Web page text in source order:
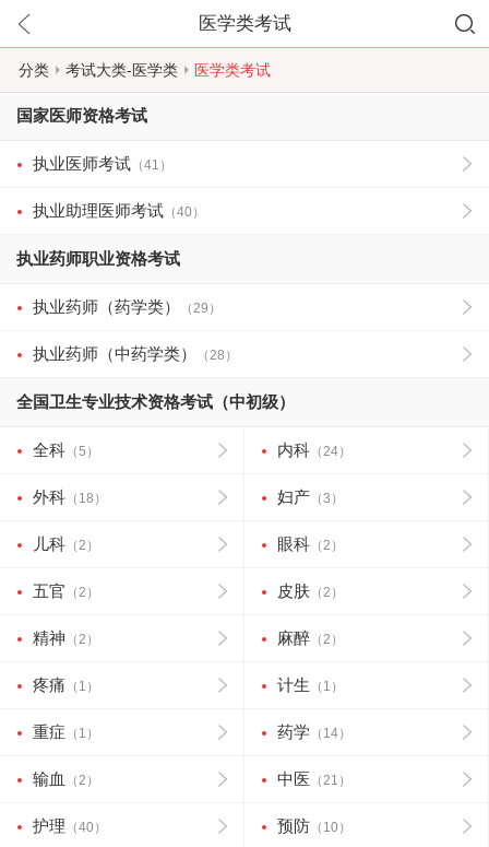
医学类考试
分类 考试大类-医学类 医学类考试
国家医师资格考试
执业医师考试 （41）
执业助理医师考试 （40）
执业药师职业资格考试
执业药师（药学类） （29）
执业药师（中药学类） （28）
全国卫生专业技术资格考试（中初级）
全科 （5） 内科 （24）
外科 （18） 妇产 （3）
儿科 （2） 眼科 （2）
五官 （2） 皮肤 （2）
精神 （2） 麻醉 （2）
疼痛 （1） 计生 （1）
重症 （1） 药学 （14）
输血 （2） 中医 （21）
护理 （40） 预防 （10）